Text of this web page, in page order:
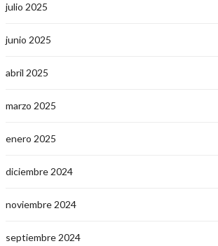
julio 2025
junio 2025
abril 2025
marzo 2025
enero 2025
diciembre 2024
noviembre 2024
septiembre 2024